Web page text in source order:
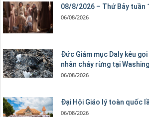
08/8/2026 – Thứ Bảy tuần
06/08/2026
Đức Giám mục Daly kêu
nhân cháy rừng tại
06/08/2026
Đại Hội Giáo lý toàn quốc
06/08/2026